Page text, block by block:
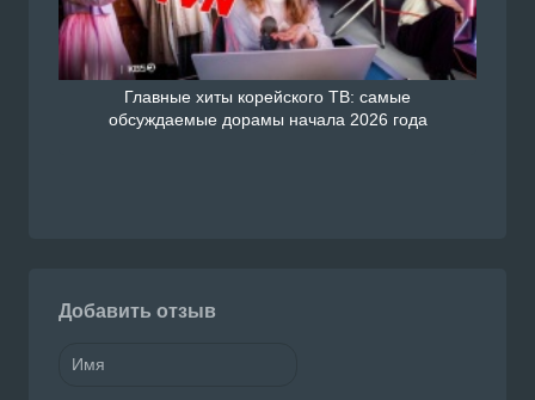
Главные хиты корейского ТВ: самые
обсуждаемые дорамы начала 2026 года
Добавить отзыв